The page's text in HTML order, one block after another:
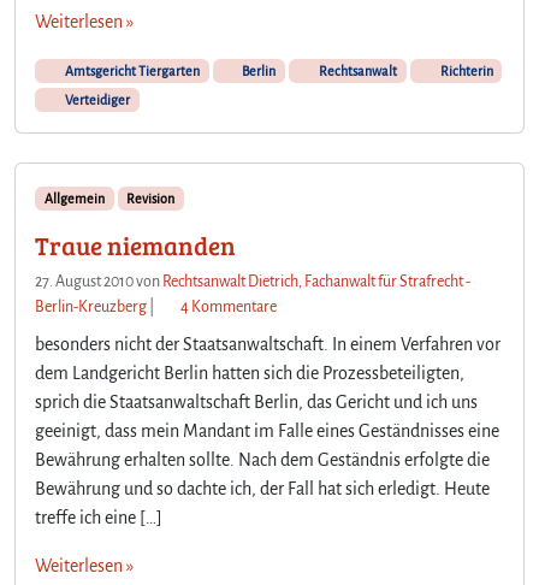
a
e
M
ü
l
l
r
,
Weiterlesen »
Amtsgericht Tiergarten Berlin Rechtsanwalt
Richterin
Verteidiger
Allgemein Revision
Traue niemanden
27. August 2010von Rechtsanwalt Dietrich, Fachanwalt für Strafrecht -
Berlin-Kreuzberg
4 Kommentarez
r
a
u
e
n
besonders nicht der Staatsanwaltschaft. In einem Verfahren vor
dem Landgericht Berlin hatten sich die Prozessbeteiligten,
sprich die Staatsanwaltschaft Berlin, das Gericht und ich uns
geeinigt, dass mein Mandant im Falle eines Geständnisses eine
Bewährung erhalten sollte. Nach dem Geständnis erfolgte die
Bewährung und so dachte ich, der Fall hat sich erledigt. Heute
treffe ich eine […]
Weiterlesen »